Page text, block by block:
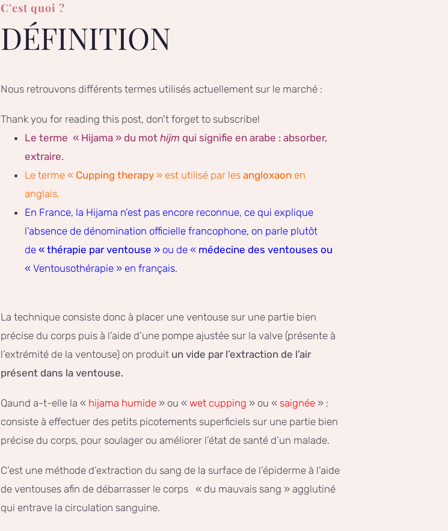
C'est quoi ?
DÉFINITION
Nous retrouvons différents termes utilisés actuellement sur le marché :
Thank you for reading this post, don't forget to subscribe!
Le terme « Hijama » du mot hijm qui signifie en arabe : absorber,
extraire.
Le terme « Cupping therapy » est utilisé par les angloxaon en
anglais.
En France, la Hijama n’est pas encore reconnue, ce qui explique
l’absence de dénomination officielle francophone, on parle plutôt
de « thérapie par ventouse » ou de « médecine des ventouses ou
« Ventousothérapie » en français.
La technique consiste donc à placer une ventouse sur une partie bien
précise du corps puis à l’aide d’une pompe ajustée sur la valve (présente à
l’extrémité de la ventouse) on produit un vide par l’extraction de l’air
présent dans la ventouse.
Qaund a-t-elle la « hijama humide » ou « wet cupping » ou « saignée » :
consiste à effectuer des petits picotements superficiels sur une partie bien
précise du corps, pour soulager ou améliorer l’état de santé d’un malade.
C’est une méthode d’extraction du sang de la surface de l’épiderme à l’aide
de ventouses afin de débarrasser le corps « du mauvais sang » agglutiné
qui entrave la circulation sanguine.